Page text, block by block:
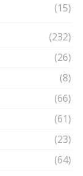
(15)
(232)
(26)
(8)
(66)
(61)
(23)
(64)